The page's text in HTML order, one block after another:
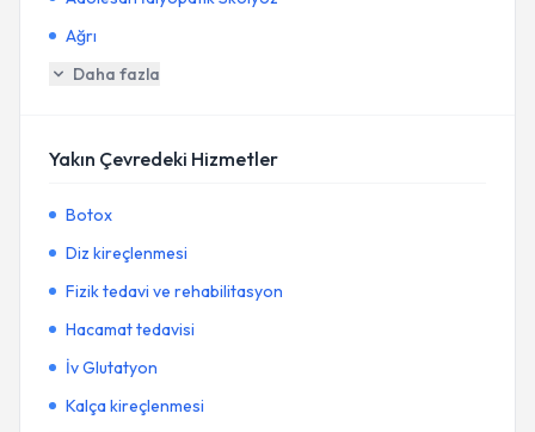
Ağrı
Daha fazla
Yakın Çevredeki Hizmetler
Botox
Diz kireçlenmesi
Fizik tedavi ve rehabilitasyon
Hacamat tedavisi
İv Glutatyon
Kalça kireçlenmesi